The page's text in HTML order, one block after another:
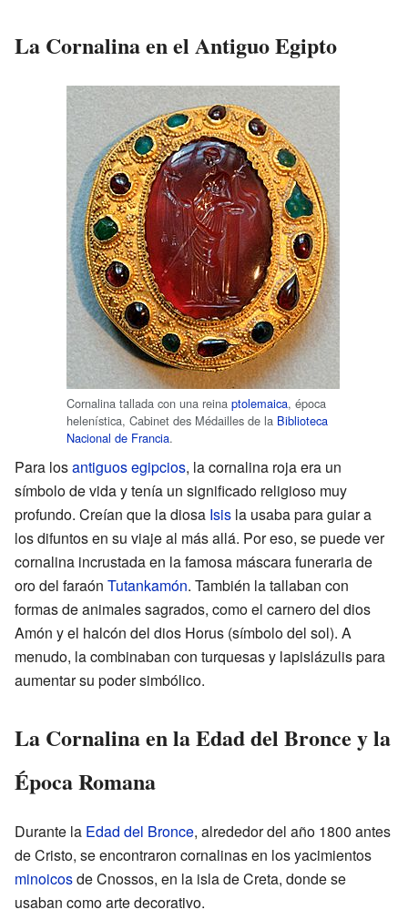
La Cornalina en el Antiguo Egipto
Cornalina tallada con una reina ptolemaica, época
helenística, Cabinet des Médailles de la Biblioteca
Nacional de Francia.
Para losantiguos egipcios, la cornalina roja era un
símbolo de vida y tenía un significado religioso muy
profundo. Creían que la diosa Isis la usaba para guiar a
los difuntos en su viaje al más allá. Por eso, se puede ver
cornalina incrustada en la famosa máscara funeraria de
oro del faraón Tutankamón. También la tallaban con
formas de animales sagrados, como el carnero del dios
Amón y el halcón del dios Horus (símbolo del sol). A
menudo, la combinaban con turquesas y lapislázulis para
aumentar su poder simbólico.
La Cornalina en la Edad del Bronce y la
Época Romana
Durante la Edad del Bronce, alrededor del año 1800 antes
de Cristo, se encontraron cornalinas en los yacimientos
minoicosde Cnossos, en la isla de Creta, donde se
usaban como arte decorativo.